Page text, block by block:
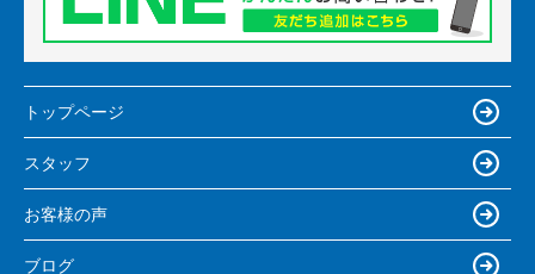
トップページ
スタッフ
お客様の声
ブログ